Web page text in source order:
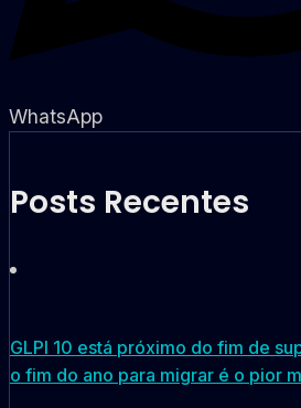
WhatsApp
Posts Recentes
GLPI 10 está próximo do fim de
o fim do ano para migrar é o pior